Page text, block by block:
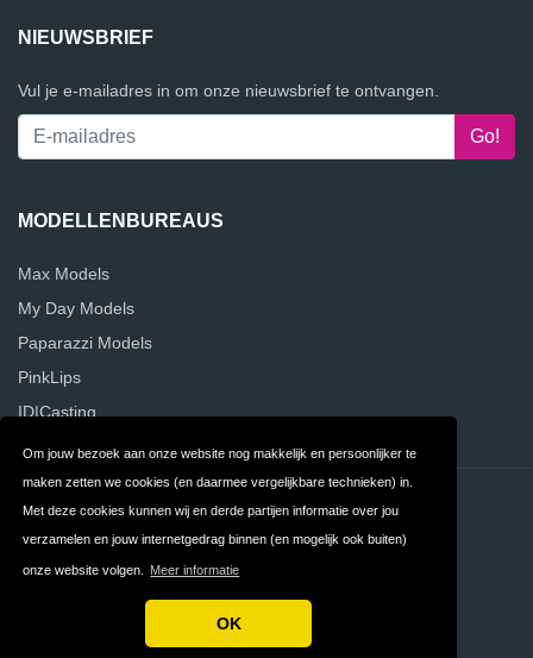
Om jouw bezoek aan onze website nog makkelijk en persoonlijker te
maken zetten we cookies (en daarmee vergelijkbare technieken) in.
Met deze cookies kunnen wij en derde partijen informatie over jou
verzamelen en jouw internetgedrag binnen (en mogelijk ook buiten)
onze website volgen. Meer informatie
OK
NIEUWSBRIEF
Vul je e-mailadres in om onze nieuwsbrief te ontvangen.
MODELLENBUREAUS
Max Models
My Day Models
Paparazzi Models
PinkLips
ID|Casting
Contact Privacy
Algemene FAQ
Copyright © 2026 Vergelijk Modellenbureaus